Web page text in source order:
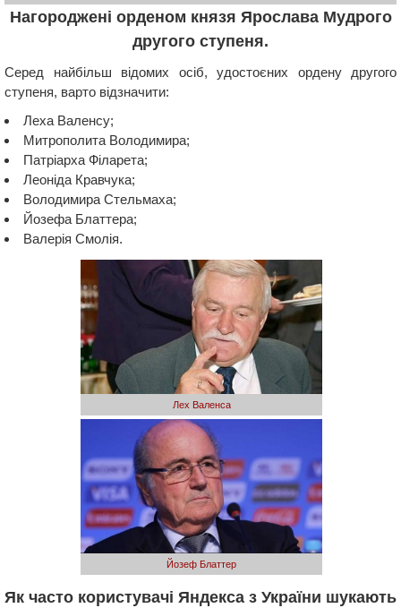
Нагороджені орденом князя Ярослава Мудрого
другого ступеня.
Серед найбільш відомих осіб, удостоєних ордену другого
ступеня, варто відзначити:
Леха Валенсу;
Митрополита Володимира;
Патріарха Філарета;
Леоніда Кравчука;
Володимира Стельмаха;
Йозефа Блаттера;
Валерія Смолія.
Лех Валенса
Йозеф Блаттер
Як часто користувачі Яндекса з України шукають